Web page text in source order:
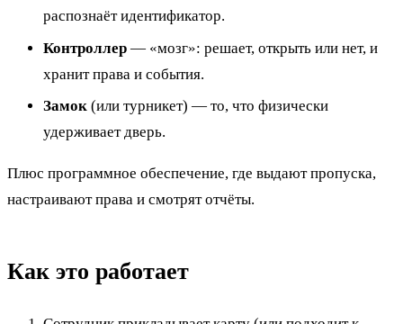
распознаёт идентификатор.
Контроллер — «мозг»: решает, открыть или нет, и
хранит права и события.
Замок (или турникет) — то, что физически
удерживает дверь.
Плюс программное обеспечение, где выдают пропуска,
настраивают права и смотрят отчёты.
Как это работает